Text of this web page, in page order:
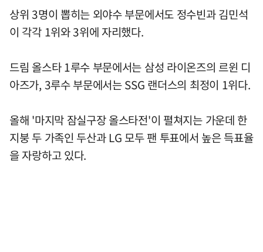
상위 3명이 뽑히는 외야수 부문에서도 정수빈과 김민석
이 각각 1위와 3위에 자리했다.
드림 올스타 1루수 부문에서는 삼성 라이온즈의 르윈 디
아즈가, 3루수 부문에서는 SSG 랜더스의 최정이 1위다.
올해 '마지막 잠실구장 올스타전'이 펼쳐지는 가운데 한
지붕 두 가족인 두산과 LG 모두 팬 투표에서 높은 득표율
을 자랑하고 있다.